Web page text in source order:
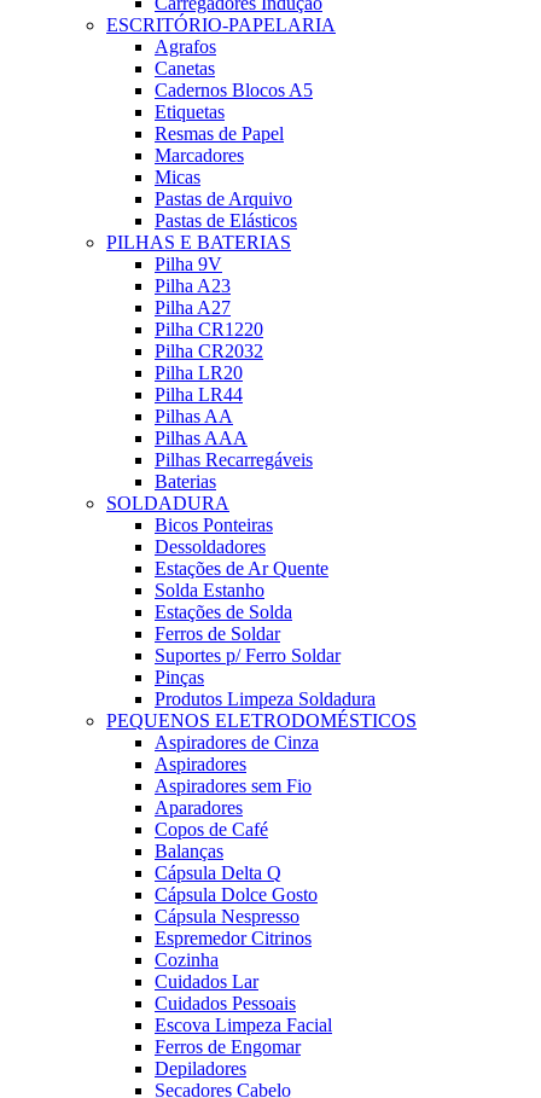
ESCRITÓRIO-PAPELARIA
Agrafos
Canetas
Cadernos Blocos A5
Etiquetas
Resmas de Papel
Marcadores
Micas
Pastas de Arquivo
Pastas de Elásticos
PILHAS E BATERIAS
Pilha 9V
Pilha A23
Pilha A27
Pilha CR1220
Pilha CR2032
Pilha LR20
Pilha LR44
Pilhas AA
Pilhas AAA
Pilhas Recarregáveis
Baterias
SOLDADURA
Bicos Ponteiras
Dessoldadores
Estações de Ar Quente
Solda Estanho
Estações de Solda
Ferros de Soldar
Suportes p/ Ferro Soldar
Pinças
Produtos Limpeza Soldadura
PEQUENOS ELETRODOMÉSTICOS
Aspiradores de Cinza
Aspiradores
Aspiradores sem Fio
Aparadores
Copos de Café
Balanças
Cápsula Delta Q
Cápsula Dolce Gosto
Cápsula Nespresso
Espremedor Citrinos
Cozinha
Cuidados Lar
Cuidados Pessoais
Escova Limpeza Facial
Ferros de Engomar
Depiladores
Secadores Cabelo